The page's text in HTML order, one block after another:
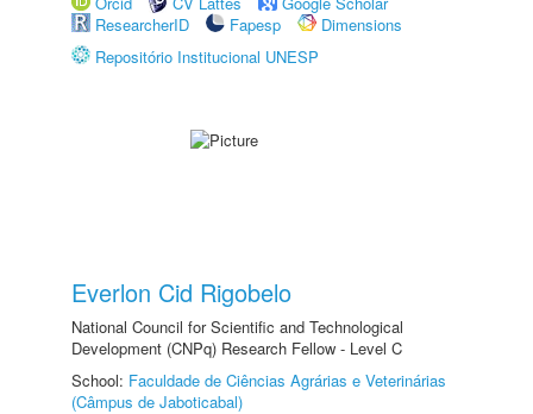
ResearcherID
Fapesp
Dimensions
Repositório Institucional UNESP
Everlon Cid Rigobelo
National Council for Scientific and Technological
Development (CNPq) Research Fellow - Level C
School: Faculdade de Ciências Agrárias e Veterinárias
(Câmpus de Jaboticabal)